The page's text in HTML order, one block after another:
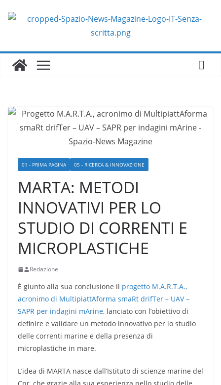
01 - PRIMA PAGINA 05 - RICERCA & INNOVAZIONE
MARTA: METODI
INNOVATIVI PER LO
STUDIO DI CORRENTI E
MICROPLASTICHE
Redazione
È giunto alla sua conclusione il progetto M.A.R.T.A.,
acronimo di MultipiattAforma smaRt drifTer – UAV –
SAPR per indagini mArine, lanciato con l’obiettivo di
definire e validare un metodo innovativo per lo studio
delle correnti marine e della presenza di
microplastiche in mare.
L’idea di MARTA nasce dall’Istituto di scienze marine del